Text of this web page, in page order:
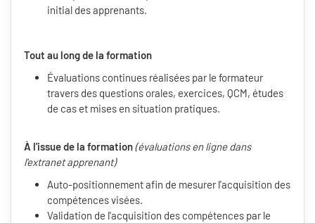
initial des apprenants.
Tout au long de la formation
Évaluations continues réalisées par le formateur
travers des questions orales, exercices, QCM, études
de cas et mises en situation pratiques.
À l'issue de la formation(évaluations en ligne dans
l'extranet apprenant)
Auto-positionnement afin de mesurer l'acquisition des
compétences visées.
Validation de l'acquisition des compétences par le